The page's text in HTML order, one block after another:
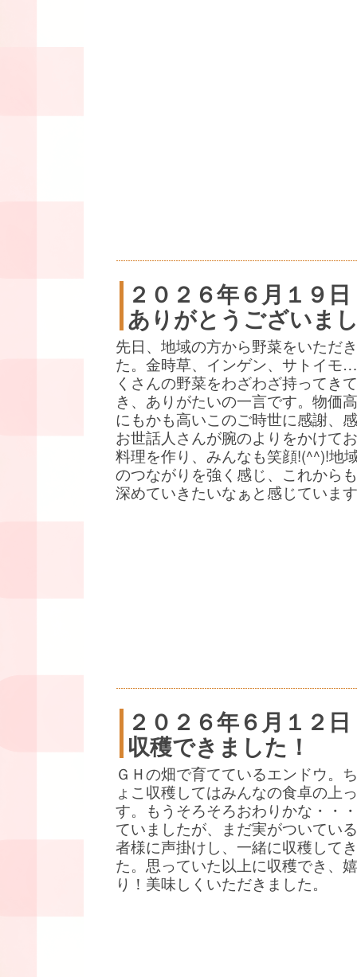
２０２６年６月１９日
ありがとうございま
先日、地域の方から野菜をいただ
た。金時草、インゲン、サトイモ
くさんの野菜をわざわざ持ってき
き、ありがたいの一言です。物価
にもかも高いこのご時世に感謝、
お世話人さんが腕のよりをかけて
料理を作り、みんなも笑顔!(^^)!地
のつながりを強く感じ、これから
深めていきたいなぁと感じていま
２０２６年６月１２日
収穫できました！
ＧＨの畑で育てているエンドウ。
ょこ収穫してはみんなの食卓の上
す。もうそろそろおわりかな・・
ていましたが、まだ実がついてい
者様に声掛けし、一緒に収穫して
た。思っていた以上に収穫でき、
り！美味しくいただきました。